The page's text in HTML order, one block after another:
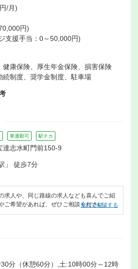
/月)
円)
支援手当：0～50,000円)
健康保険、厚生年金保険、損害保険
続制度、奨学金制度、駐車場
車通勤可 駅チカ
達志水町門前150-9
」 徒歩7分
求人や、同じ路線の求人なども喜んでご紹
ご希望があれば、ぜひご相談ください。
無料で相談する
分（休憩60分）,土:10時00分～12時